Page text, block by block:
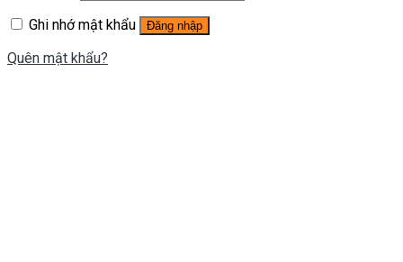
Ghi nhớ mật khẩu
Đăng nhập
Quên mật khẩu?